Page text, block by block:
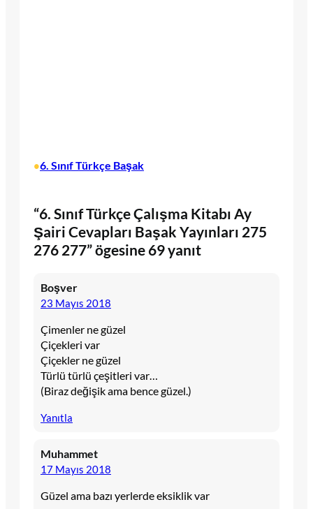
•6. Sınıf Türkçe Başak
“6. Sınıf Türkçe Çalışma Kitabı Ay
Şairi Cevapları Başak Yayınları 275
276 277” ögesine 69 yanıt
Boşver
23 Mayıs 2018
Çimenler ne güzel
Çiçekleri var
Çiçekler ne güzel
Türlü türlü çeşitleri var…
(Biraz değişik ama bence güzel.)
Yanıtla
Muhammet
17 Mayıs 2018
Güzel ama bazı yerlerde eksiklik var